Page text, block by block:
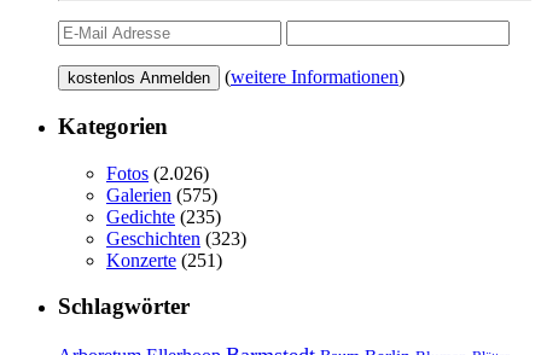
(weitere Informationen)
Kategorien
Fotos (2.026)
Galerien (575)
Gedichte (235)
Geschichten (323)
Konzerte (251)
Schlagwörter